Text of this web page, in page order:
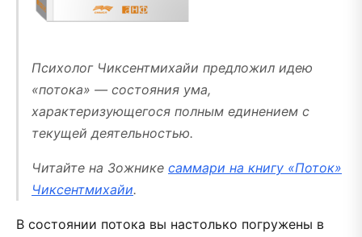
Психолог Чиксентмихайи предложил идею
«потока» — состояния ума,
характеризующегося полным единением с
текущей деятельностью.
Читайте на Зожнике саммари на книгу «Поток»
Чиксентмихайи.
В состоянии потока вы настолько погружены в